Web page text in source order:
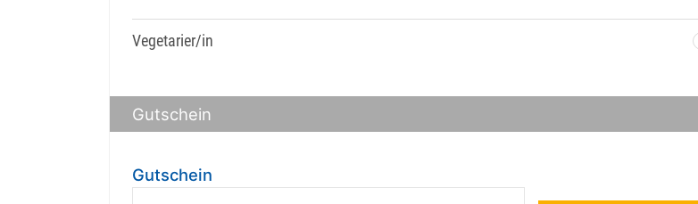
Vegetarier/in
Gutschein
Gutschein